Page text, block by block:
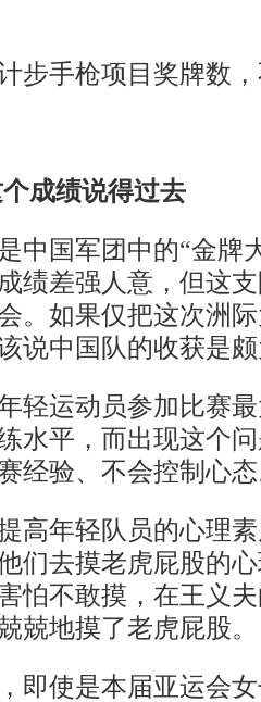
手枪项目奖牌数，
成绩说得过去
国军团中的“金牌
绩差强人意，但这
。如果仅把这次洲
说中国队的收获是
运动员参加比赛最
水平，而出现这个
经验、不会控制心
年轻队员的心理素
们去摸老虎屁股的
怕不敢摸，在王义
兢地摸了老虎屁股。
使是本届亚运会女